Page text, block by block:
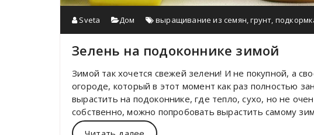
Sveta Дом выращивание из семян,грунт,
Зелень на подоконнике зимой
Зимой так хочется свежей зелени! И не покупной, а
огороде, который в этот момент как раз полностью
вырастить на подоконнике, где тепло, сухо, но не
собственно, можно попробовать вырастить самому